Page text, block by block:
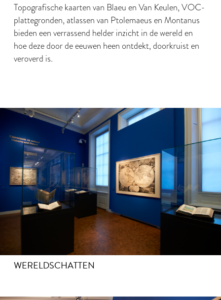
Topografische kaarten van Blaeu en Van Keulen, VOC-
plattegronden, atlassen van Ptolemaeus en Montanus
bieden een verrassend helder inzicht in de wereld en
hoe deze door de eeuwen heen ontdekt, doorkruist en
veroverd is.
WERELDSCHATTEN